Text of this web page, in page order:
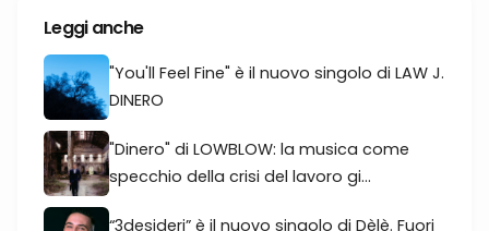
Leggi anche
"You'll Feel Fine" è il nuovo singolo di LAW J.
DINERO
"Dinero" di LOWBLOW: la musica come
specchio della crisi del lavoro gi...
“3desideri” è il nuovo singolo di Dèlè. Fuori